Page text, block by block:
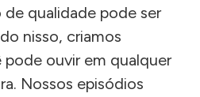
qualidade pode ser
nisso, criamos
pode ouvir em qualquer
Nossos episódios